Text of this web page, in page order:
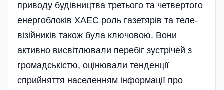
приводу будівництва третього та четвертого
енергоблоків ХАЕС роль газетярів та теле­
візійників також­ була ключовою. Вони
активно висвітлювали пе­ре­б­іг зустрічей з
громадськістю, оцінювали тенденції
сприйняття населенням ін­формації про